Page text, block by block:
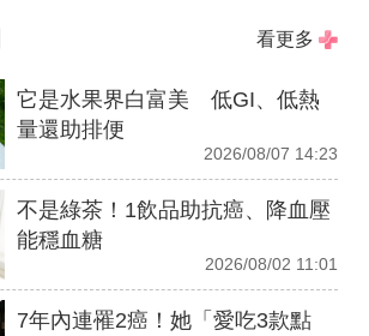
看更多
它是水果界白富美 低GI、低熱
量還助排便
2026/08/07 14:23
不是綠茶！1飲品助抗癌、降血壓
能穩血糖
2026/08/02 11:01
7年內連罹2癌！她「愛吃3款點